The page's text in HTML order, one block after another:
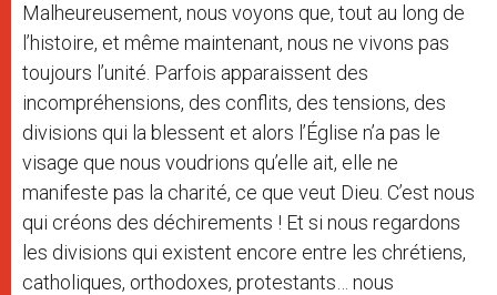
Malheureusement, nous voyons que, tout au long de
l’histoire, et même maintenant, nous ne vivons pas
toujours l’unité. Parfois apparaissent des
incompréhensions, des conflits, des tensions, des
divisions qui la blessent et alors l’Église n’a pas le
visage que nous voudrions qu’elle ait, elle ne
manifeste pas la charité, ce que veut Dieu. C’est nous
qui créons des déchirements ! Et si nous regardons
les divisions qui existent encore entre les chrétiens,
catholiques, orthodoxes, protestants… nous